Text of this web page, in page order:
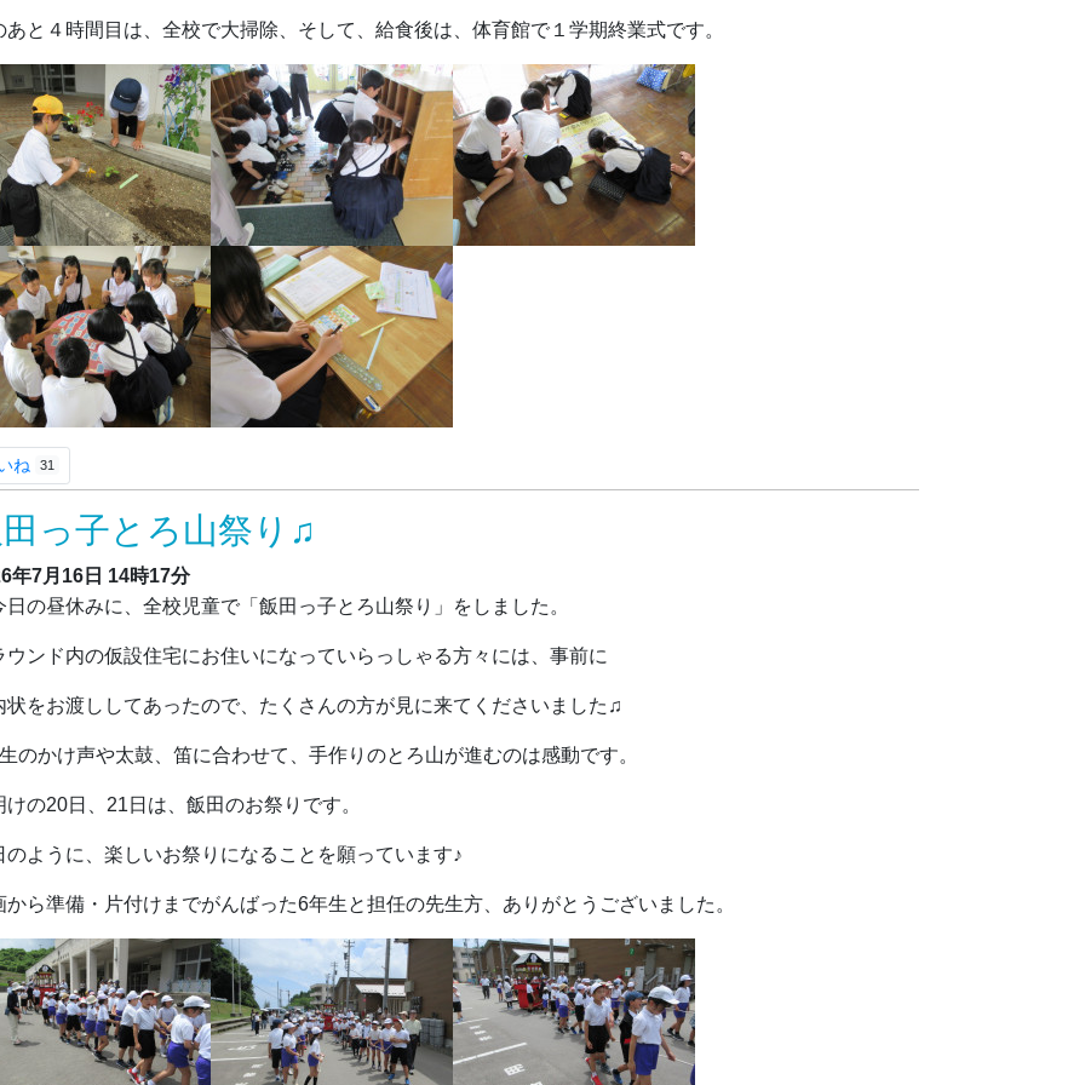
あと４時間目は、全校で大掃除、そして、給食後は、体育館で１学期終業式です。
ね 31
っ子とろ山祭り♫
年7月16日 14時17分
の昼休みに、全校児童で「飯田っ子とろ山祭り」をしました。
ウンド内の仮設住宅にお住いになっていらっしゃる方々には、事前に
状をお渡ししてあったので、たくさんの方が見に来てくださいました♫
のかけ声や太鼓、笛に合わせて、手作りのとろ山が進むのは感動です。
けの20日、21日は、飯田のお祭りです。
のように、楽しいお祭りになることを願っています♪
から準備・片付けまでがんばった6年生と担任の先生方、ありがとうございました。